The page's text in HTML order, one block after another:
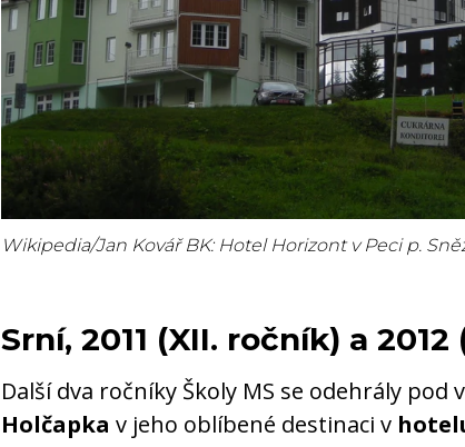
Wikipedia/Jan Kovář BK: Hotel Horizont v Peci p.
Srní, 2011 (XII. ročník) a
Další dva ročníky Školy MS se odehrály pod
Holčapka v jeho oblíbené destinaci v